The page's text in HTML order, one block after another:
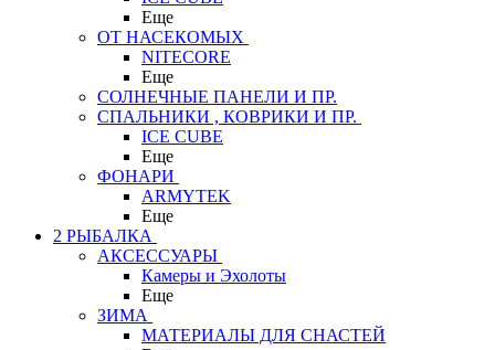
Еще
ОТ НАСЕКОМЫХ
NITECORE
Еще
СОЛНЕЧНЫЕ ПАНЕЛИ И ПР.
СПАЛЬНИКИ , КОВРИКИ И ПР.
ICE CUBE
Еще
ФОНАРИ
ARMYTEK
Еще
2 РЫБАЛКА
АКСЕССУАРЫ
Камеры и Эхолоты
Еще
ЗИМА
МАТЕРИАЛЫ ДЛЯ СНАСТЕЙ